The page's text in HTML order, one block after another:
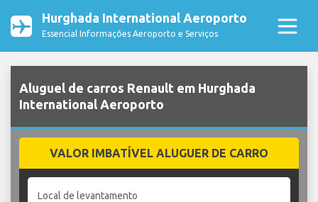
Hurghada International Aeroporto
Essencial Informações Aeroporto e Serviços
Aluguel de carros Renault em Hurghada
International Aeroporto
VALOR IMBATÍVEL ALUGUER DE CARRO
Local de levantamento